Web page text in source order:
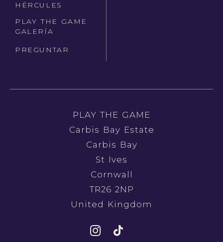
HÉRCULES
PLAY THE GAME
GALERÍA
PREGUNTAR
PLAY THE GAME
Carbis Bay Estate
Carbis Bay
St Ives
Cornwall
TR26 2NP
United Kingdom